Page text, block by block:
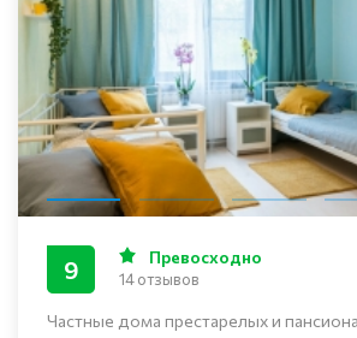
Частные дома престарелых и
9 Превосходно
14 отзывов